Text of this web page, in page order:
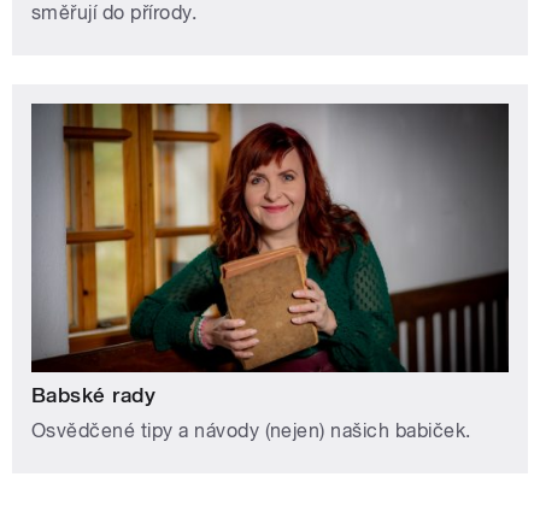
směřují do přírody.
Babské rady
Osvědčené tipy a návody (nejen) našich babiček.